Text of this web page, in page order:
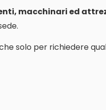
macchinari ed
solo per richiedere